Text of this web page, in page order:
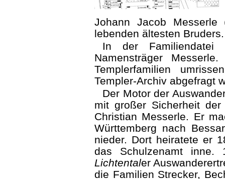
Johann Jacob
lebenden ältesten Bruders.
In der
Namensträger
Templerfamilien
Templer-Archiv abgefragt
Der Motor der
mit großer Sicherheit
Christian Messerle. Er
Württemberg nach
nieder. Dort heiratete er
das Schulzenamt
Lichtentaler
die Familien Strecker,